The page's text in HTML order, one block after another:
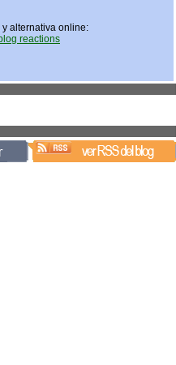
y alternativa online:
reactions